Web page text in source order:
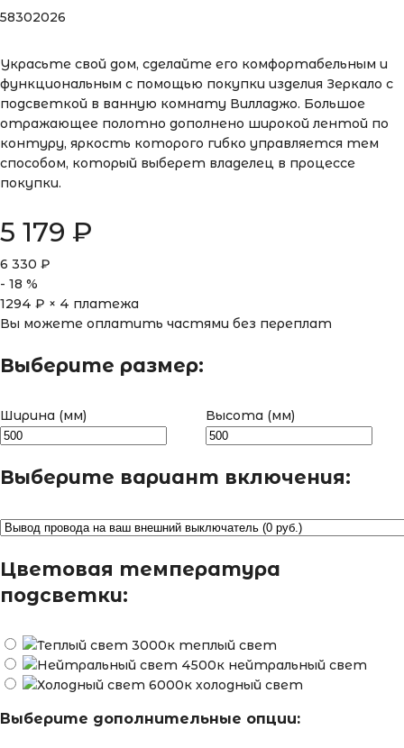
58302026
Украсьте свой дом, сделайте его комфортабельным и
функциональным с помощью покупки изделия Зеркало с
подсветкой в ванную комнату Вилладжо. Большое
отражающее полотно дополнено широкой лентой по
контуру, яркость которого гибко управляется тем
способом, который выберет владелец в процессе
покупки.
5 179 ₽
6 330 ₽
- 18 %
1294 ₽ × 4 платежа
Вы можете оплатить частями без переплат
Выберите размер:
Ширина (мм) Высота (мм)
Выберите вариант включения:
Цветовая температура
подсветки:
теплый свет
нейтральный свет
холодный свет
Выберите дополнительные опции: